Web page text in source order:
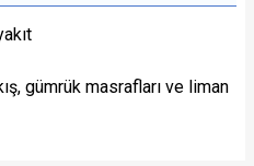
gümrük masrafları ve liman